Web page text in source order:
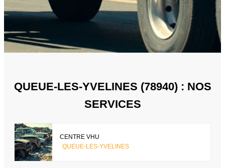
QUEUE-LES-YVELINES (78940) : NOS
SERVICES
CENTRE VHU
QUEUE-LES-YVELINES